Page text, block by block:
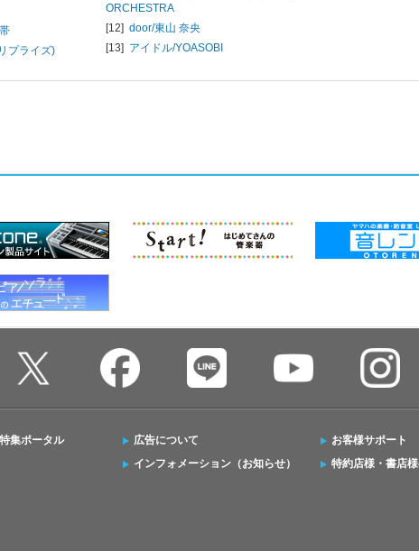
プライズ)
ORCHESTRA
[12] door/東山 奈央
[13] アイドル/YOASOBI
集ポータル
広告について
インフォメーション（お知らせ）
お客様サポート
特約店様・書店